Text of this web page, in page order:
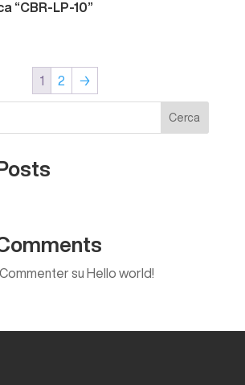
“CBR-LP-10”
1 2 →
Cerca
Posts
su Hello world!